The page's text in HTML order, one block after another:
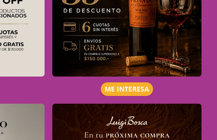
ME INTERESA